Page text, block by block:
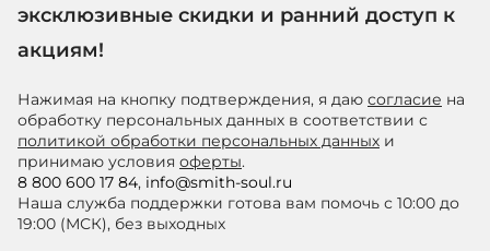
эксклюзивные скидки и ранний доступ к
акциям!
Нажимая на кнопку подтверждения, я даю согласие на
обработку персональных данных в соответствии с
политикой обработки персональных данных и
принимаю условия оферты.
8 800 600 17 84, info@smith-soul.ru
Наша служба поддержки готова вам помочь с 10:00 до
19:00 (МСК), без выходных